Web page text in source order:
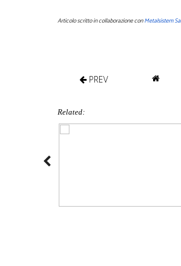
Articolo scritto in collaborazione conMetalsistem
PREV
Related: